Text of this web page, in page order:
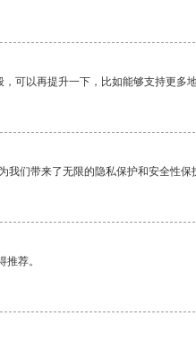
可以再提升一下，比如能够支持更多地
我们带来了无限的隐私保护和安全性保
荐。